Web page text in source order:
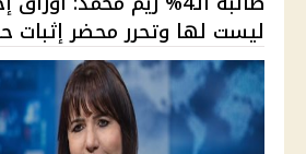
ليست لها وتحرر محضر إثبات